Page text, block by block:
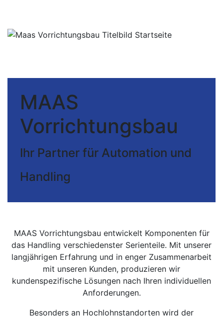
MAAS
Vorrichtungsbau
Ihr Partner für Automation und
Handling
MAAS Vorrichtungsbau entwickelt Komponenten für
das Handling verschiedenster Serienteile. Mit unserer
langjährigen Erfahrung und in enger Zusammenarbeit
mit unseren Kunden, produzieren wir
kundenspezifische Lösungen nach Ihren individuellen
Anforderungen.
Besonders an Hochlohnstandorten wird der